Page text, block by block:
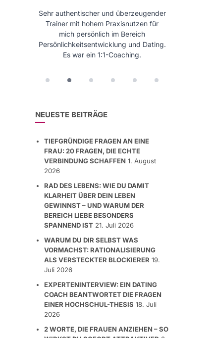
Sehr authentischer und überzeugender
Trainer mit hohem Praxisnutzen für
mich persönlich im Bereich
Persönlichkeitsentwicklung und Dating.
Es war ein 1:1-Coaching.
NEUESTE BEITRÄGE
TIEFGRÜNDIGE FRAGEN AN EINE
FRAU: 20 FRAGEN, DIE ECHTE
VERBINDUNG SCHAFFEN 1. August
2026
RAD DES LEBENS: WIE DU DAMIT
KLARHEIT ÜBER DEIN LEBEN
GEWINNST – UND WARUM DER
BEREICH LIEBE BESONDERS
SPANNEND IST 21. Juli 2026
WARUM DU DIR SELBST WAS
VORMACHST: RATIONALISIERUNG
ALS VERSTECKTER BLOCKIERER 19.
Juli 2026
EXPERTENINTERVIEW: EIN DATING
COACH BEANTWORTET DIE FRAGEN
EINER HOCHSCHUL-THESIS 18. Juli
2026
2 WORTE, DIE FRAUEN ANZIEHEN – SO